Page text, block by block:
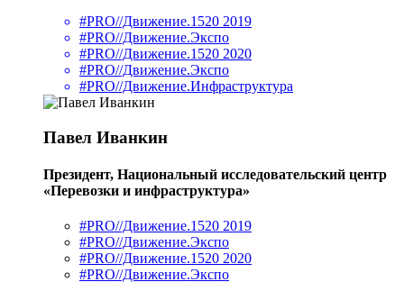
#PRO//Движение.1520 2019
#PRO//Движение.Экспо
#PRO//Движение.1520 2020
#PRO//Движение.Экспо
#PRO//Движение.Инфраструктура
Павел Иванкин
Президент, Национальный исследовательский центр
«Перевозки и инфраструктура»
#PRO//Движение.1520 2019
#PRO//Движение.Экспо
#PRO//Движение.1520 2020
#PRO//Движение.Экспо